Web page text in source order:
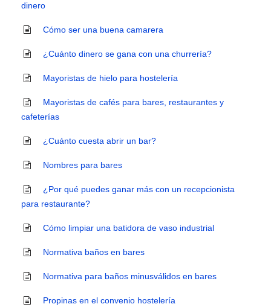
dinero
Cómo ser una buena camarera
¿Cuánto dinero se gana con una churrería?
Mayoristas de hielo para hostelería
Mayoristas de cafés para bares, restaurantes y
cafeterías
¿Cuánto cuesta abrir un bar?
Nombres para bares
¿Por qué puedes ganar más con un recepcionista
para restaurante?
Cómo limpiar una batidora de vaso industrial
Normativa baños en bares
Normativa para baños minusválidos en bares
Propinas en el convenio hostelería